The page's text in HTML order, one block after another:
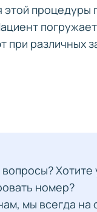
процедуры
при различных
номер?
мы всегда на